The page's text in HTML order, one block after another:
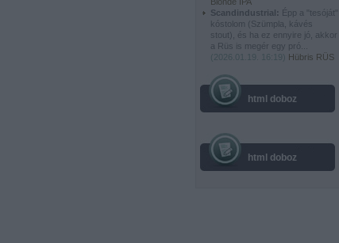
Scandindustrial: Épp a "tesóját"
kóstolom (Szümpla, kávés
stout), és ha ez ennyire jó, akkor
a Rüs is megér egy pró...
(
2026.01.19. 16:19 ) Hübris RÜS
html doboz
html doboz